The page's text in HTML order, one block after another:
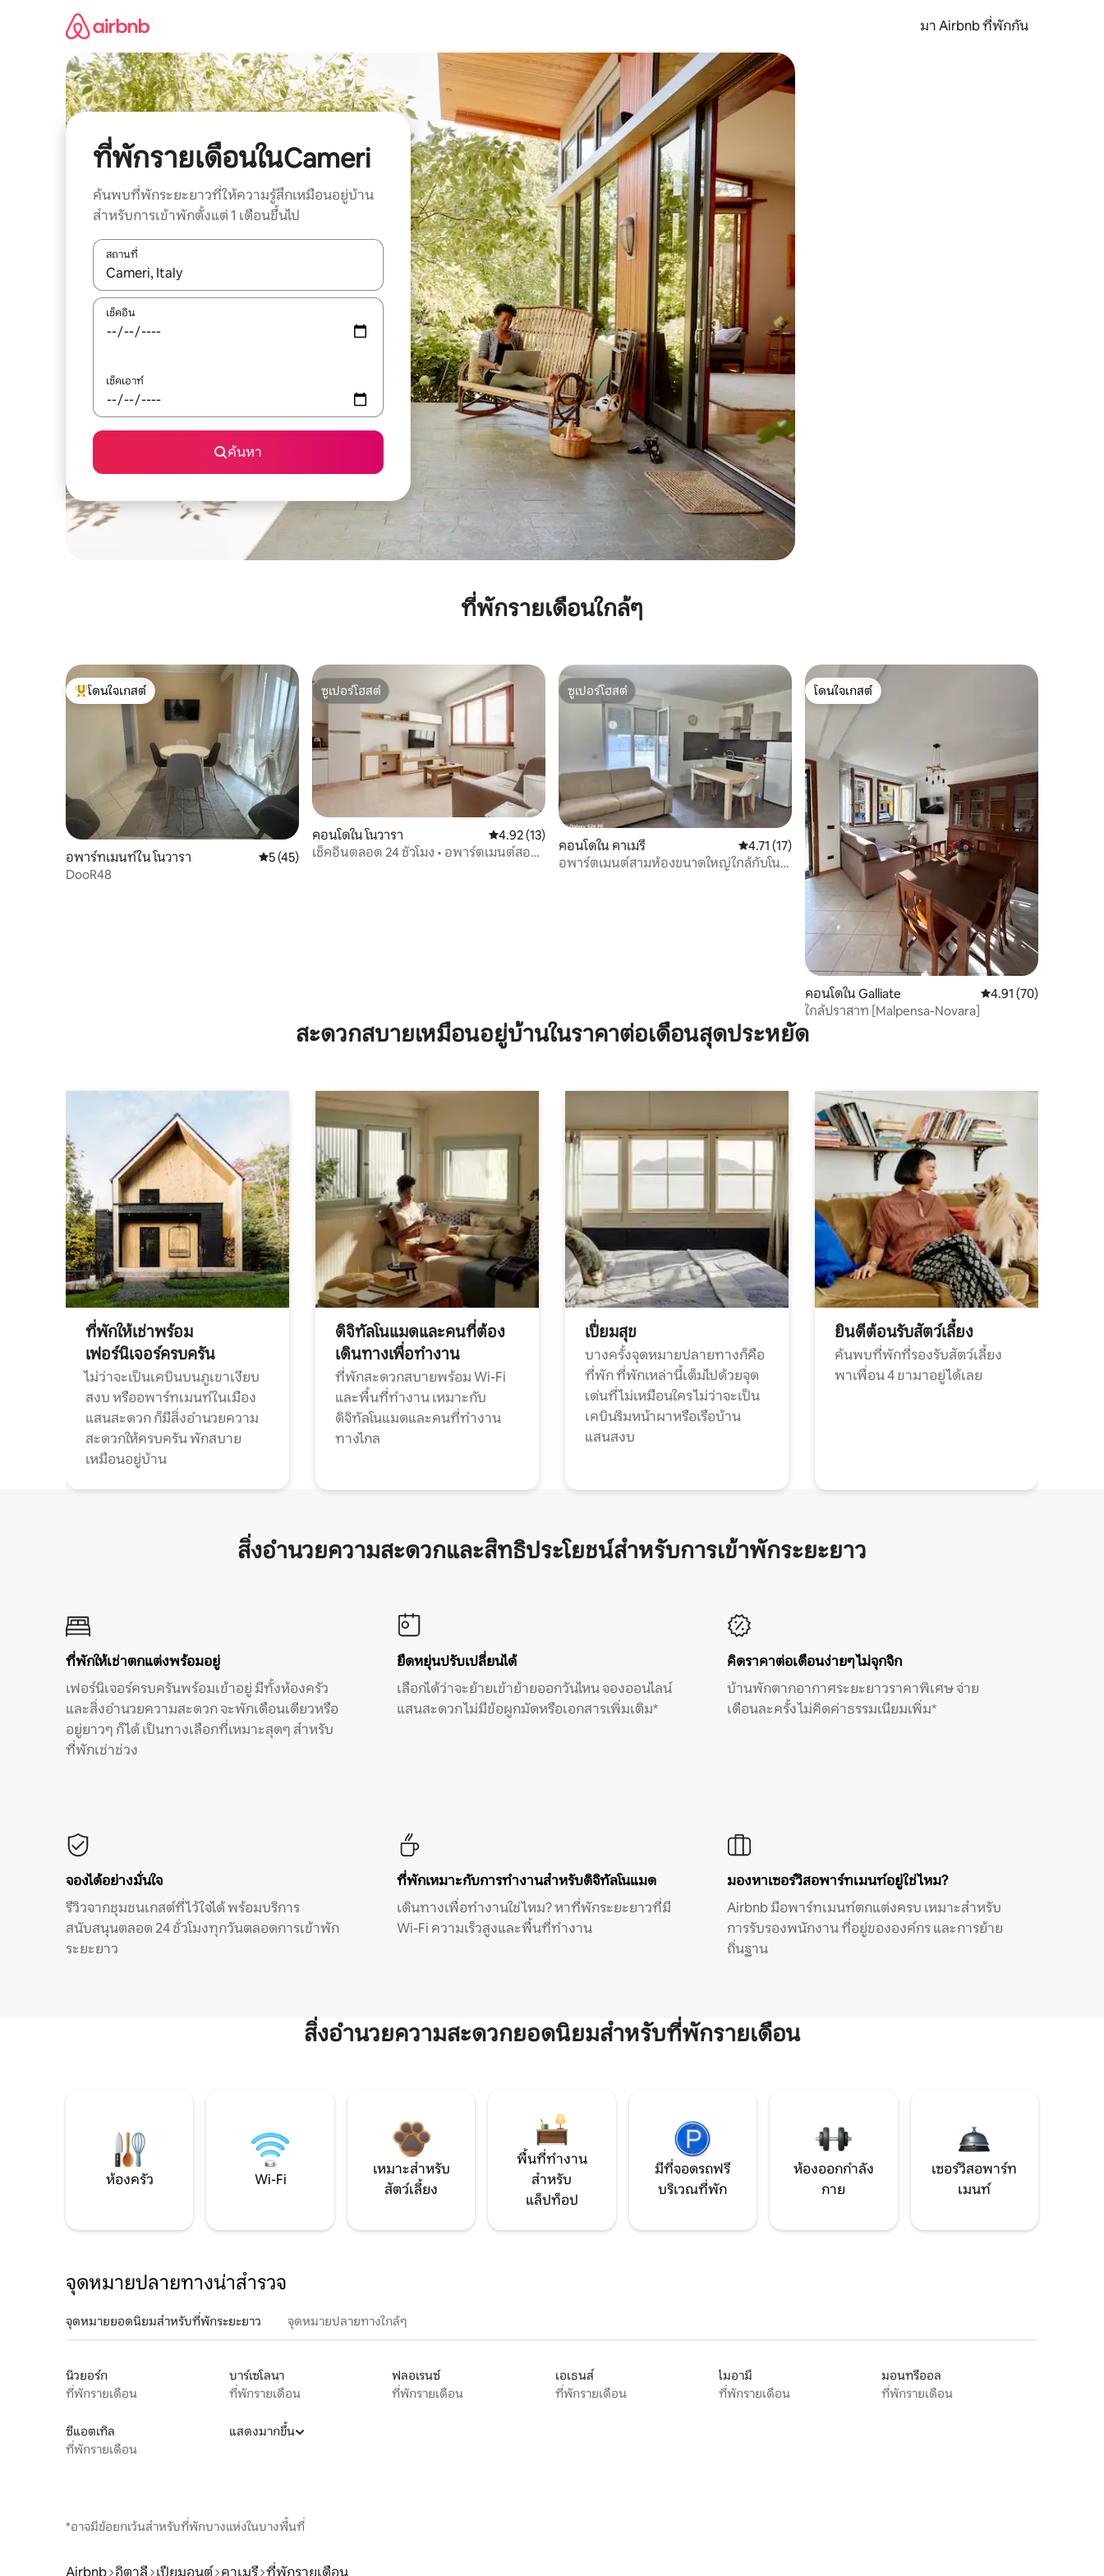
มา Airbnb ที่พักกัน
ที่พักรายเดือนในCameri
ค้นพบที่พักระยะยาวที่ให้ความรู้สึกเหมือนอยู่บ้าน
สำหรับการเข้าพักตั้งแต่ 1 เดือนขึ้นไป
สถานที่
ใช้ลูกศรขึ้นลง หรือใช้การสัมผัสหรือปัด เพื่อสำรวจผลการค้นหา
เช็คอิน
เช็คเอาท์
ค้นหา
ที่พักรายเดือนใกล้ๆ
โดนใจเกสต์ที่สุด
โดนใจเกสต์
อพาร์ทเมนท์ใน โนวารา คะแนนเฉลี่ย 5 จาก 5, 45 รีวิว
5 (45)
DooR48
ซูเปอร์โฮสต์
ซูเปอร์โฮสต์
คอนโดใน โนวารา คะแนนเฉลี่ย 4.92 จาก 5, 13 รีวิว
4.92 (13)
เช็คอินตลอด 24 ชั่วโมง • อพาร์ตเมนต์สอง
ซูเปอร์โฮสต์
ซูเปอร์โฮสต์
คอนโดใน คาเมรี คะแนนเฉลี่ย 4.71 จาก 5, 17 รีวิว
4.71 (17)
อพาร์ตเมนต์สามห้องขนาดใหญ่ใกล้กับโน
โดนใจเกสต์
โดนใจเกสต์
คอนโดใน Galliate คะแนนเฉลี่ย 4.91 จาก
4.91 (70)
ใกล้ปราสาท [Malpensa-Novara]
สะดวกสบายเหมือนอยู่บ้านในราคาต่อเดือนสุดประหยัด
ที่พักให้เช่าพร้อม
เฟอร์นิเจอร์ครบครัน
ไม่ว่าจะเป็นเคบินบนภูเขาเงียบ
สงบ หรืออพาร์ทเมนท์ในเมือง
แสนสะดวก ก็มีสิ่งอำนวยความ
สะดวกให้ครบครัน พักสบาย
เหมือนอยู่บ้าน
ดิจิทัลโนแมดและคนที่ต้อง
เดินทางเพื่อทำงาน
ที่พักสะดวกสบายพร้อม Wi-Fi
และพื้นที่ทำงาน เหมาะกับ
ดิจิทัลโนแมดและคนที่ทำงาน
ทางไกล
เปี่ยมสุข
บางครั้งจุดหมายปลายทางก็คือ
ที่พัก ที่พักเหล่านี้เต็มไปด้วยจุด
เด่นที่ไม่เหมือนใคร ไม่ว่าจะเป็น
เคบินริมหน้าผาหรือเรือบ้าน
แสนสงบ
ยินดีต้อนรับสัตว์เลี้ยง
ค้นพบที่พักที่รองรับสัตว์เลี้ยง
พาเพื่อน 4 ขามาอยู่ได้เลย
สิ่งอำนวยความสะดวกและสิทธิประโยชน์สำหรับการเข้าพักระยะยาว
ที่พักให้เช่าตกแต่งพร้อมอยู่
เฟอร์นิเจอร์ครบครันพร้อมเข้าอยู่ มีทั้งห้องครัว
และสิ่งอำนวยความสะดวก จะพักเดือนเดียวหรือ
อยู่ยาวๆ ก็ได้ เป็นทางเลือกที่เหมาะสุดๆ สำหรับ
ที่พักเช่าช่วง
ยืดหยุ่นปรับเปลี่ยนได้
เลือกได้ว่าจะย้ายเข้าย้ายออกวันไหน จองออนไลน์
แสนสะดวก ไม่มีข้อผูกมัดหรือเอกสารเพิ่มเติม*
คิดราคาต่อเดือนง่ายๆ ไม่จุกจิก
บ้านพักตากอากาศระยะยาวราคาพิเศษ จ่าย
เดือนละครั้ง ไม่คิดค่าธรรมเนียมเพิ่ม*
จองได้อย่างมั่นใจ
รีวิวจากชุมชนเกสต์ที่ไว้ใจได้ พร้อมบริการ
สนับสนุนตลอด 24 ชั่วโมงทุกวันตลอดการเข้าพัก
ระยะยาว
ที่พักเหมาะกับการทำงานสำหรับดิจิทัลโนแมด
เดินทางเพื่อทำงานใช่ไหม? หาที่พักระยะยาวที่มี
Wi-Fi ความเร็วสูงและพื้นที่ทำงาน
มองหาเซอร์วิสอพาร์ทเมนท์อยู่ใช่ไหม?
Airbnb มีอพาร์ทเมนท์ตกแต่งครบ เหมาะสำหรับ
การรับรองพนักงาน ที่อยู่ขององค์กร และการย้าย
ถิ่นฐาน
สิ่งอำนวยความสะดวกยอดนิยมสำหรับที่พักรายเดือน
ห้องครัว Wi-Fi
เหมาะสำหรับ
สัตว์เลี้ยง
พื้นที่ทำงาน
สำหรับ
แล็ปท็อป
มีที่จอดรถฟรี
บริเวณที่พัก
ห้องออกกำลัง
กาย
เซอร์วิสอพาร์ท
เมนท์
จุดหมายปลายทางน่าสำรวจ
จุดหมายยอดนิยมสำหรับที่พักระยะยาว จุดหมายปลายทางใกล้ๆ
นิวยอร์ก
ที่พักรายเดือน
บาร์เซโลนา
ที่พักรายเดือน
ฟลอเรนซ์
ที่พักรายเดือน
เอเธนส์
ที่พักรายเดือน
ไมอามี
ที่พักรายเดือน
มอนทรีออล
ที่พักรายเดือน
ซีแอตเทิล
ที่พักรายเดือน
แสดงมากขึ้น
*อาจมีข้อยกเว้นสำหรับที่พักบางแห่งในบางพื้นที่
Airbnb